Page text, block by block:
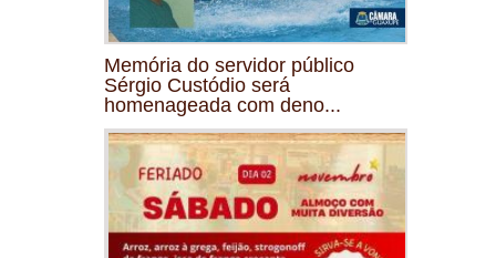
Memória do servidor público
Sérgio Custódio será
homenageada com deno...